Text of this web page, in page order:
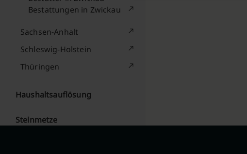
Bestattungen in Zwickau
Sachsen-Anhalt
Schleswig-Holstein
Thüringen
Haushaltsauflösung
Steinmetze